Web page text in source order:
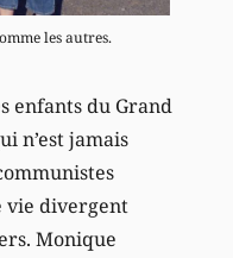
les autres.
enfants du Grand
n’est jamais
vie divergent
Monique